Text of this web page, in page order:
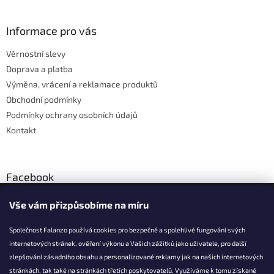
Vše vám přizpůsobíme na míru
Společnost Falanzo používá cookies pro bezpečné a spolehlivé fungování svých
internetových stránek, ověření výkonu a Vašich zážitků jako uživatele, pro další
zlepšování zásadního obsahu a personalizované reklamy jak na našich internetových
stránkách, tak také na stránkách třetích poskytovatelů. Využíváme k tomu získané
Informace pro vás
Věrnostní slevy
Doprava a platba
Výměna, vrácení a reklamace produktů
Obchodní podmínky
Podmínky ochrany osobních údajů
Kontakt
Facebook
KONTAKT